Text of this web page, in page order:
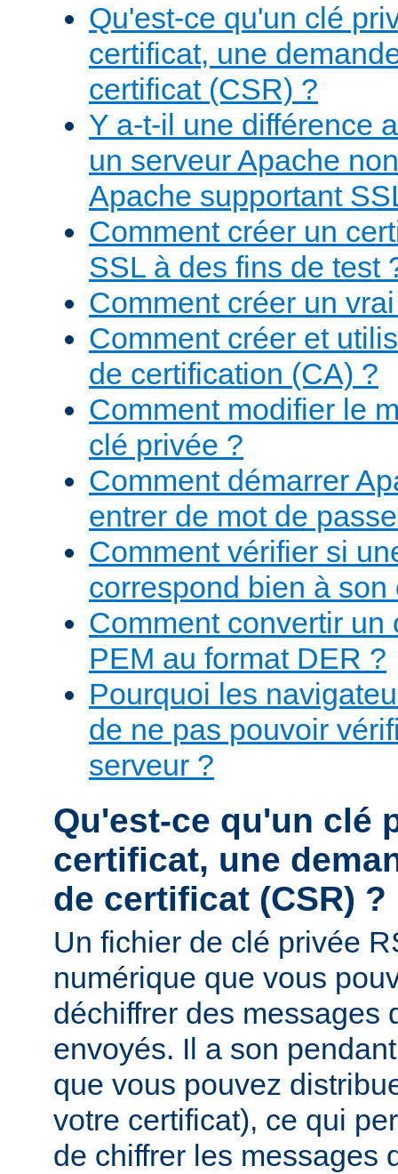
Qu'est-ce qu'un clé
certificat, une
certificat (CSR) ?
Y a-t-il une différence
un serveur Apache
Apache supportant
Comment créer un
SSL à des fins de test
Comment créer un
Comment créer et
de certification (CA) ?
Comment modifier le
clé privée ?
Comment démarrer
entrer de mot de
Comment vérifier si
correspond bien à son
Comment convertir un
PEM au format DER ?
Pourquoi les
de ne pas pouvoir
serveur ?
Qu'est-ce qu'un clé
certificat, une
de certificat (CSR) ?
Un fichier de clé privée
numérique que vous
déchiffrer des messages
envoyés. Il a son
que vous pouvez
votre certificat), ce qui
de chiffrer les messages